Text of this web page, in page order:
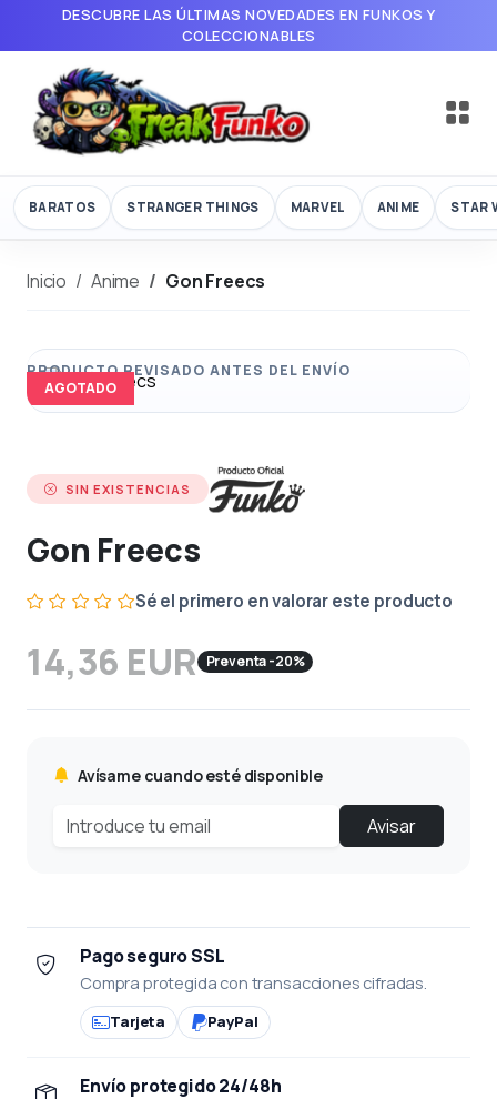
DESCUBRE LAS ÚLTIMAS NOVEDADES EN FUNKOS Y
COLECCIONABLES
BARATOS STRANGER THINGS MARVEL ANIME STAR
Inicio Anime Gon Freecs
AGOTADO
SIN EXISTENCIAS
Gon Freecs
Sé el primero en valorar este producto
14,36 EUR Preventa -20%
Avísame cuando esté disponible
Avisar
Pago seguro SSL
Compra protegida con transacciones cifradas.
Tarjeta PayPal
Envío protegido 24/48h